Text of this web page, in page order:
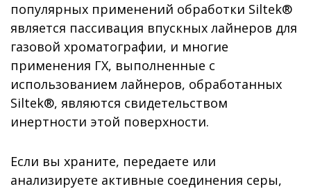
популярных применений обработки Siltek®
является пассивация впускных лайнеров для
газовой хроматографии, и многие
применения ГХ, выполненные с
использованием лайнеров, обработанных
Siltek®, являются свидетельством
инертности этой поверхности.
Если вы храните, передаете или
анализируете активные соединения серы,